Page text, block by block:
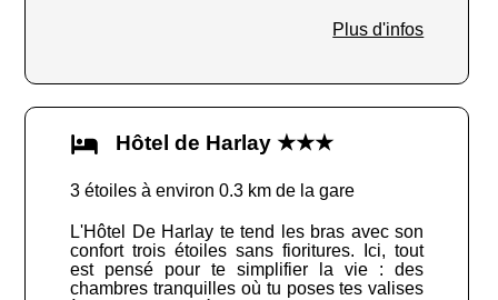
Plus d'infos
Hôtel de Harlay ★★★
3 étoiles à environ 0.3 km de la gare
L'Hôtel De Harlay te tend les bras avec son
confort trois étoiles sans fioritures. Ici, tout
est pensé pour te simplifier la vie : des
chambres tranquilles où tu poses tes valises